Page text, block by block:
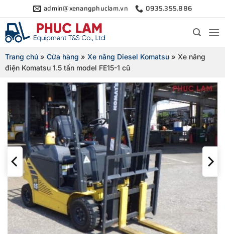
qua
nội
dung
admin@xenangphuclam.vn 0935.355.886
Trang chủ » Cửa hàng » Xe nâng Diesel Komatsu » Xe nâng
điện Komatsu 1.5 tấn model FE15-1 cũ